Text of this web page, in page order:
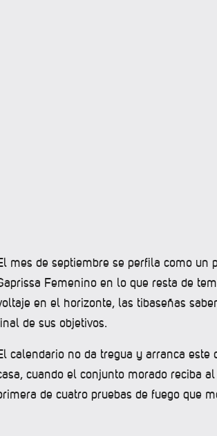
mes de septiembre se perfila como un
Femenino en lo que resta de
en el horizonte, las tibaseñas
de sus objetivos.
calendario no da tregua y arranca este
cuando el conjunto morado reciba
de cuatro pruebas de fuego que